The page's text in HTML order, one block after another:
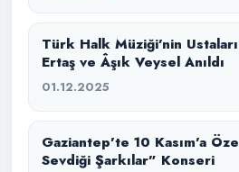
Türk Halk Müziği’nin
Ertaş ve Âşık Veysel Anıldı
01.12.2025
Gaziantep’te 10 Kasım’a
Sevdiği Şarkılar” Konseri